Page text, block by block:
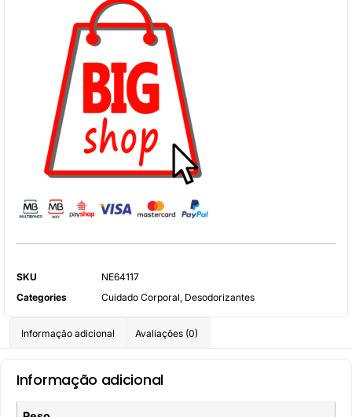
SKU
NE64117
Categories
Cuidado Corporal, Desodorizantes
Informação adicional Avaliações (0)
Informação adicional